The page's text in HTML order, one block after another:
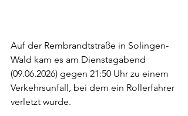
Auf der Rembrandtstraße in Solingen-
Wald kam es am Dienstagabend
(09.06.2026) gegen 21:50 Uhr zu einem
Verkehrsunfall, bei dem ein Rollerfahrer
verletzt wurde.